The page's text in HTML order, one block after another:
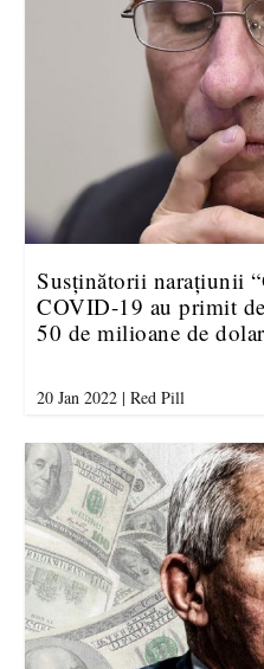
Susținătorii narațiunii
COVID-19 au primit
50 de milioane de
20 Jan 2022 |Red Pill